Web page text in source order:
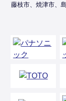
藤枝市、焼津市、